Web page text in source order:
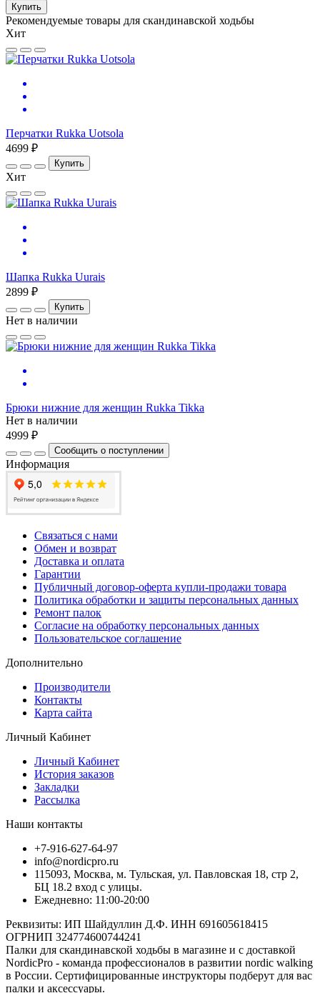
Купить
Рекомендуемые товары для скандинавской ходьбы
Хит
Перчатки Rukka Uotsola
4699 ₽
Купить
Хит
Шапка Rukka Uurais
2899 ₽
Купить
Нет в наличии
Брюки нижние для женщин Rukka Tikka
Нет в наличии
4999 ₽
Сообщить о поступлении
Информация
Связаться с нами
Обмен и возврат
Доставка и оплата
Гарантии
Публичный договор-оферта купли-продажи товара
Политика обработки и защиты персональных данных
Ремонт палок
Согласие на обработку персональных данных
Пользовательское соглашение
Дополнительно
Производители
Контакты
Карта сайта
Личный Кабинет
Личный Кабинет
История заказов
Закладки
Рассылка
Наши контакты
+7-916-627-64-97
info@nordicpro.ru
115093, Москва, м. Тульская, ул. Павловская 18, стр 2,
БЦ 18.2 вход с улицы.
Ежедневно: 11:00-20:00
Реквизиты: ИП Шайдуллин Д.Ф. ИНН 691605618415
ОГРНИП 324774600744241
Палки для скандинавской ходьбы в магазине и с доставкой
NordicPro - команда профессионалов в развитии nordic walking
в России. Сертифицированные инструкторы подберут для вас
палки и аксессуары.